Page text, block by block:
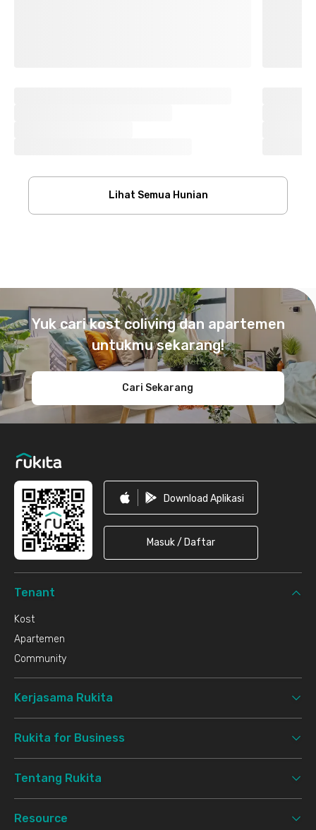
Lihat Semua Hunian
Yuk cari kost coliving dan apartemen
untukmu sekarang!
Cari Sekarang
Download Aplikasi
Masuk / Daftar
Tenant
Kost
Apartemen
Community
Kerjasama Rukita
Rukita for Business
Tentang Rukita
Resource